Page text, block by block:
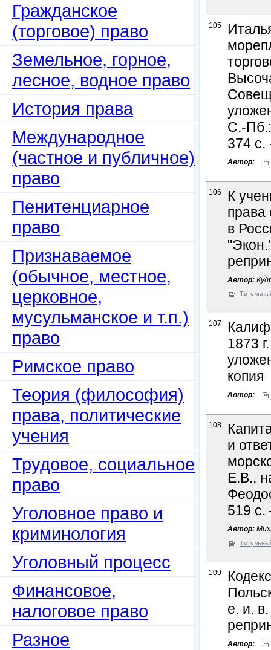
Гражданское
(торговое) право
Земельное, горное,
лесное, водное право
История права
Международное
(частное и публичное)
право
Пенитенциарное
право
Признаваемое
(обычное, местное,
церковное,
мусульманское и т.п.)
право
Римское право
Теория (философия)
права, политические
учения
Трудовое, социальное
право
Уголовное право и
криминология
Уголовный процесс
Финансовое,
налоговое право
Разное
105
С.-
374 с.
Автор:
106
К
права
в
Автор:
107
1873
копия
Автор:
108
и
Е.В.,
519 с.
Автор:
109
е. и.
Автор: